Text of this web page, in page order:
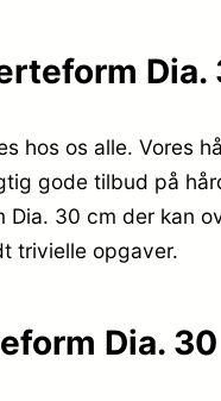
Dia.
hos os alle. Vores
gode tilbud på
30 cm der kan
trivielle opgaver.
Dia.